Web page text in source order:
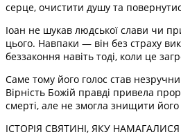
серце, очистити душу та
Іоан не шукав людської слави чи
цього. Навпаки — він без страху
беззаконня навіть тоді, коли це
Саме тому його голос став
Вірність Божій правді привела
смерті, але не змогла знищити його
ІСТОРІЯ СВЯТИНІ, ЯКУ